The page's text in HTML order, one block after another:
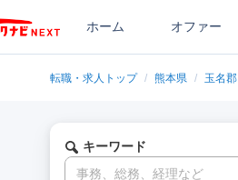
ホーム オファー
転職・求人トップ / 熊本県 / 玉名郡
キーワード